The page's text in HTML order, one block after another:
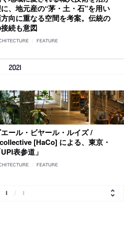
、地元産の“茅・土・石”を用い
向に重なる空間を考案。伝統の
続も意図
FEATURE
2021
ール・ビヤール・ルイズ /
[HaCo] による、東京・
表参道」
FEATURE
1 1